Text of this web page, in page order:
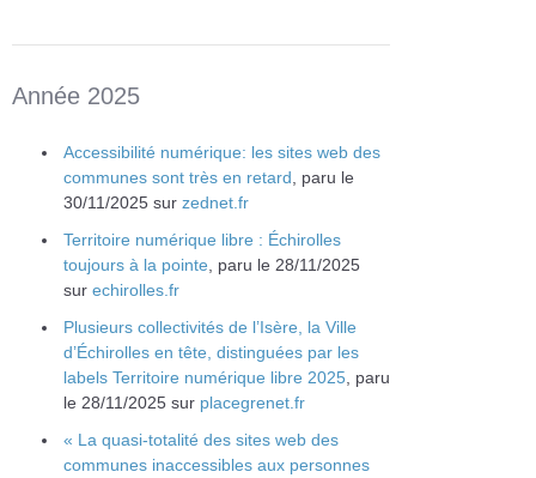
Année 2025
Accessibilité numérique: les sites web des
communes sont très en retard , paru le
30/11/2025 sur zednet.fr
Territoire numérique libre : Échirolles
toujours à la pointe , paru le 28/11/2025
sur echirolles.fr
Plusieurs collectivités de l’Isère, la Ville
d’Échirolles en tête, distinguées par les
labels Territoire numérique libre 2025 , paru
le 28/11/2025 sur placegrenet.fr
« La quasi-totalité des sites web des
communes inaccessibles aux personnes